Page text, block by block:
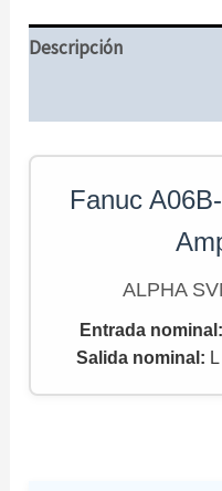
Descripción
Fanuc
ALPHA
Entrada nominal:
Salida nominal :